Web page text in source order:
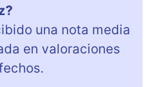
una nota media
en valoraciones